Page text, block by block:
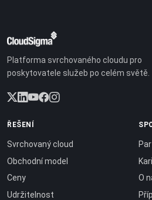
Platforma svrchovaného cloudu pro
poskytovatele služeb po celém světě.
ŘEŠENÍ
Svrchovaný cloud
Obchodní model
Ceny
Udržitelnost
O